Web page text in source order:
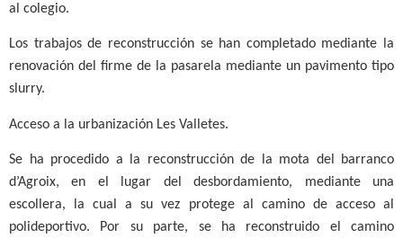
al colegio.
Los trabajos de reconstrucción se han completado mediante la
renovación del firme de la pasarela mediante un pavimento tipo
slurry.
Acceso a la urbanización Les Valletes.
Se ha procedido a la reconstrucción de la mota del barranco
d’Agroix, en el lugar del desbordamiento, mediante una
escollera, la cual a su vez protege al camino de acceso al
polideportivo. Por su parte, se ha reconstruido el camino